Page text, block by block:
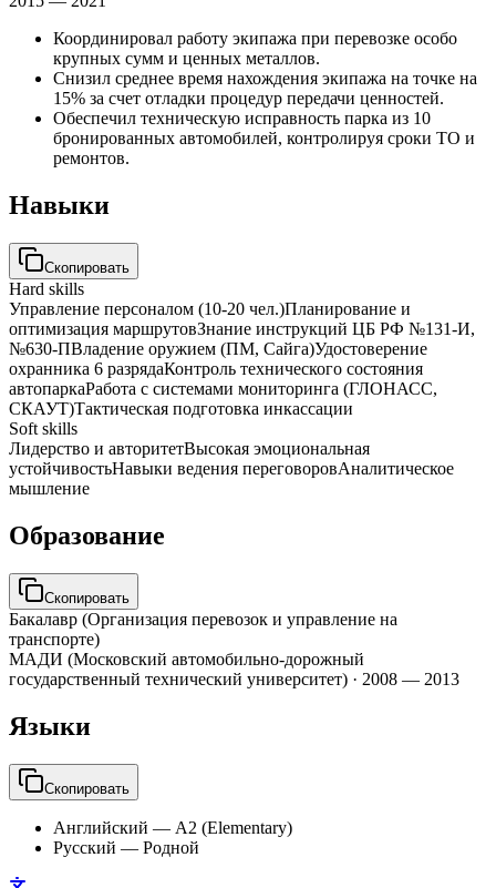
Координировал работу экипажа при перевозке особо
крупных сумм и ценных металлов.
Снизил среднее время нахождения экипажа на точке на
15% за счет отладки процедур передачи ценностей.
Обеспечил техническую исправность парка из 10
бронированных автомобилей, контролируя сроки ТО и
ремонтов.
Навыки
Скопировать
Hard skills
Управление персоналом (10-20 чел.)Планирование и
оптимизация маршрутовЗнание инструкций ЦБ РФ №131-И,
№630-ПВладение оружием (ПМ, Сайга)Удостоверение
охранника 6 разрядаКонтроль технического состояния
автопаркаРабота с системами мониторинга (ГЛОНАСС,
СКАУТ)Тактическая подготовка инкассации
Soft skills
Лидерство и авторитетВысокая эмоциональная
устойчивостьНавыки ведения переговоровАналитическое
мышление
Образование
Скопировать
Бакалавр (Организация перевозок и управление на
транспорте)
МАДИ (Московский автомобильно-дорожный
государственный технический университет) · 2008 — 2013
Языки
Скопировать
Английский — A2 (Elementary)
Русский — Родной